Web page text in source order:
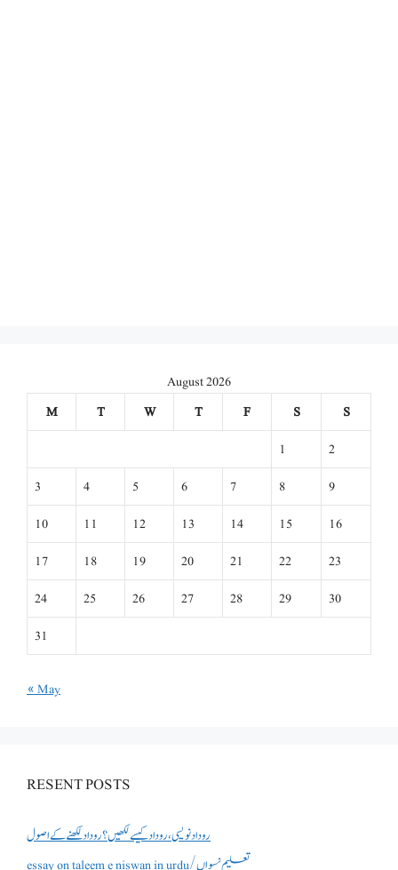
August 2026
M
T W T F S
S
1
2
3
4 5 6 7 8
9
10
11 12 13 14 15
16
17
18 19 20 21 22
23
24
25 26 27 28 29
30
31
« May
RESENT POSTS
روداد نویسی ،روداد کیسے لکھیں؟ روداد لکھنے کے اصول
essay on taleem e niswan in urdu/تعلیم نسواں